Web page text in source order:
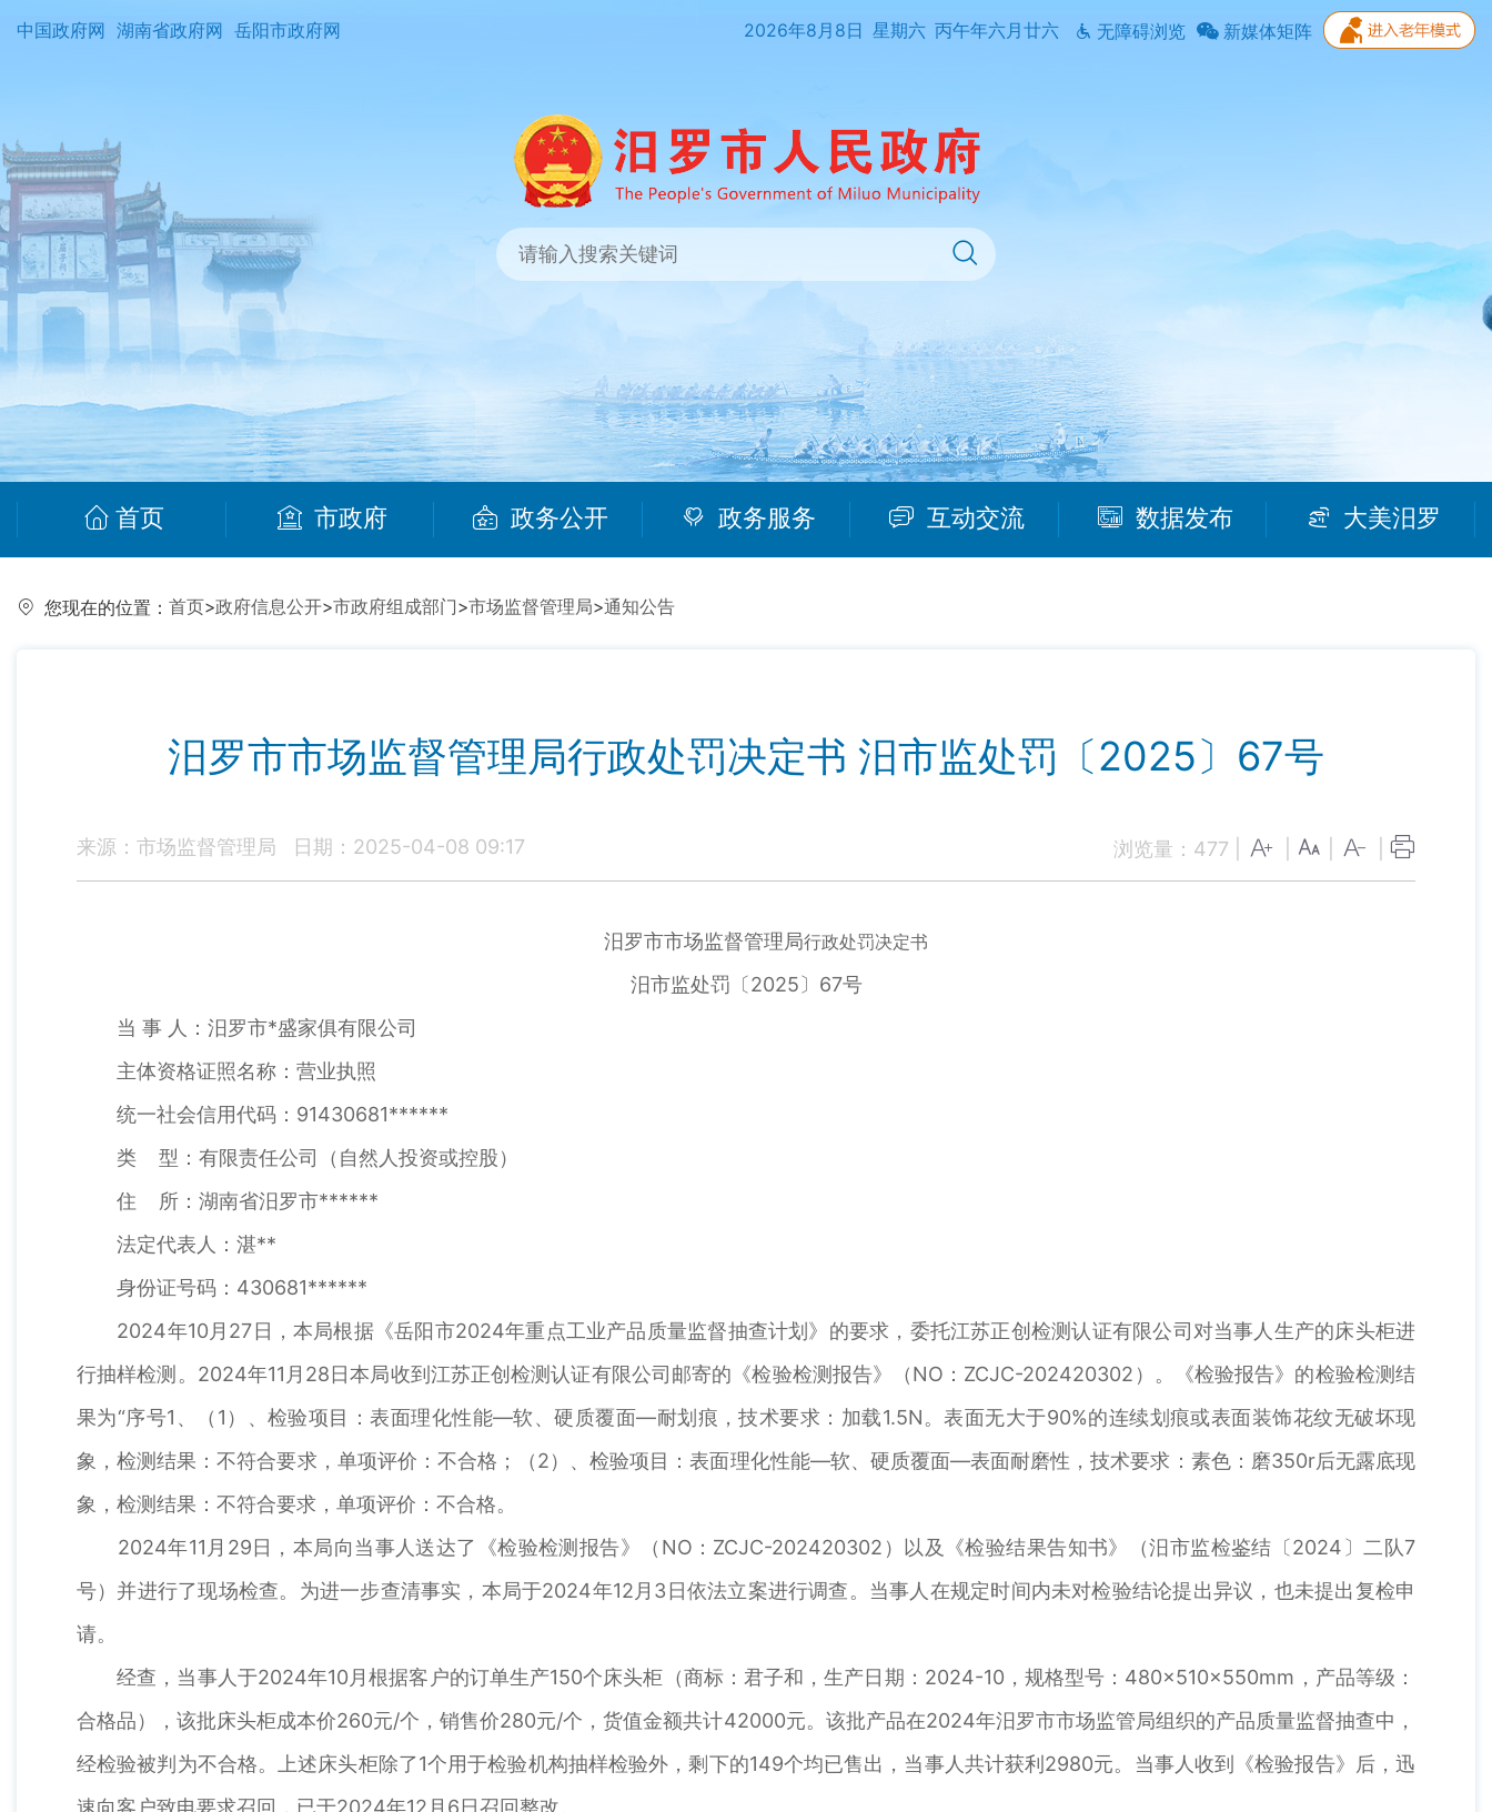
中国政府网 湖南省政府网 岳阳市政府网 2026年8月8日 星期六 丙午年六月廿六 无障碍浏览 新媒体矩阵
首页 市政府 政务公开 政务服务 互动交流 数据发布 大美汨罗
您现在的位置： 首页>政府信息公开>市政府组成部门>市场监督管理局>通知公告
汨罗市市场监督管理局行政处罚决定书 汨市监处罚〔2025〕67号
来源：市场监督管理局 日期：2025-04-08 09:17 浏览量： 477
汨罗市市场监督管理局行政处罚决定书
汨市监处罚〔2025〕67号
当 事 人：汨罗市*盛家俱有限公司
主体资格证照名称：营业执照
统一社会信用代码：91430681******
类 型：有限责任公司（自然人投资或控股）
住 所：湖南省汨罗市******
法定代表人：湛**
身份证号码：430681******
2024年10月27日，本局根据《岳阳市2024年重点工业产品质量监督抽查计划》的要求，委托江苏正创检测认证有限公司对当事人生产的床头柜进
行抽样检测。2024年11月28日本局收到江苏正创检测认证有限公司邮寄的《检验检测报告》（NO：ZCJC-202420302）。《检验报告》的检验检测结
果为“序号1、（1）、检验项目：表面理化性能—软、硬质覆面—耐划痕，技术要求：加载1.5N。表面无大于90%的连续划痕或表面装饰花纹无破坏现
象，检测结果：不符合要求，单项评价：不合格；（2）、检验项目：表面理化性能—软、硬质覆面—表面耐磨性，技术要求：素色：磨350r后无露底现
象，检测结果：不符合要求，单项评价：不合格。
2024年11月29日，本局向当事人送达了《检验检测报告》（NO：ZCJC-202420302）以及《检验结果告知书》（汨市监检鉴结〔2024〕二队7
号）并进行了现场检查。为进一步查清事实，本局于2024年12月3日依法立案进行调查。当事人在规定时间内未对检验结论提出异议，也未提出复检申
请。
经查，当事人于2024年10月根据客户的订单生产150个床头柜（商标：君子和，生产日期：2024-10，规格型号：480×510×550mm，产品等级：
合格品），该批床头柜成本价260元/个，销售价280元/个，货值金额共计42000元。该批产品在2024年汨罗市市场监管局组织的产品质量监督抽查中，
经检验被判为不合格。上述床头柜除了1个用于检验机构抽样检验外，剩下的149个均已售出，当事人共计获利2980元。当事人收到《检验报告》后，迅
速向客户致电要求召回，已于2024年12月6日召回整改。